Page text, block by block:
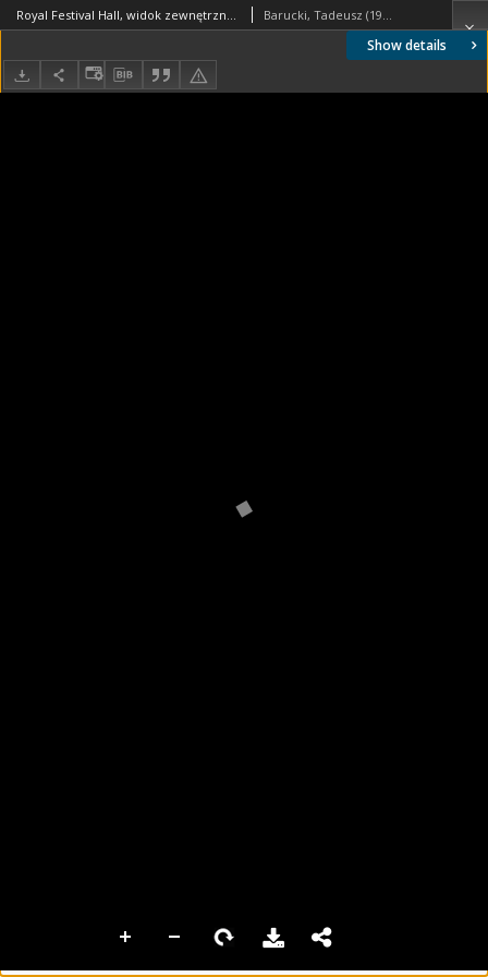
Show details
Royal Festival Hall, widok zewnętrzny, Londyn, Wielka Brytania Barucki, Tadeusz (1922- ). Fotograf